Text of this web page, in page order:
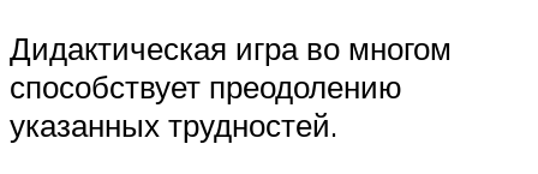
Дидактическая игра во многом
способствует преодолению
указанных трудностей.